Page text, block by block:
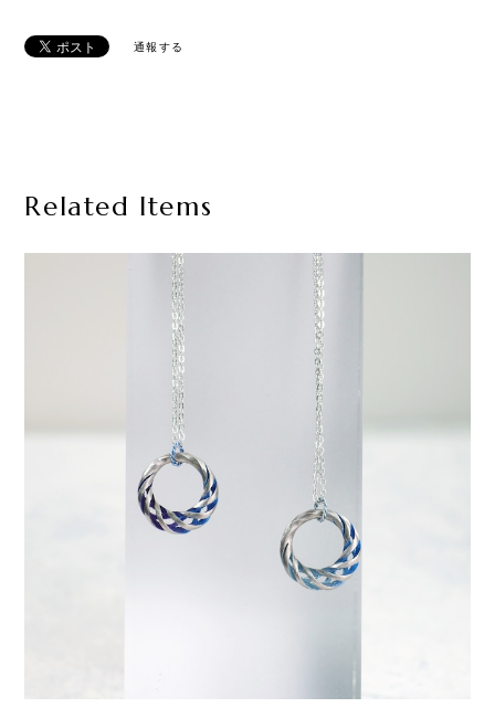
通報する
Related Items